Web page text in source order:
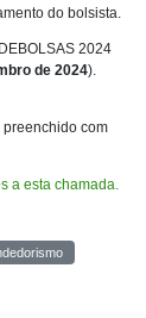
do bolsista.
2024
de 2024).
com
a esta chamada.